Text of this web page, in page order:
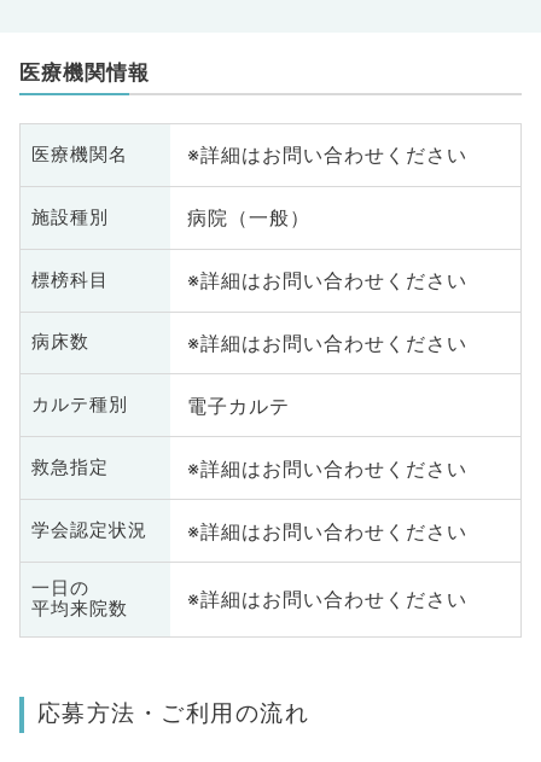
医療機関情報
医療機関名 ※詳細はお問い合わせください
施設種別 病院（一般）
標榜科目 ※詳細はお問い合わせください
病床数 ※詳細はお問い合わせください
カルテ種別 電子カルテ
救急指定 ※詳細はお問い合わせください
学会認定状況 ※詳細はお問い合わせください
一日の
平均来院数
※詳細はお問い合わせください
応募方法・ご利用の流れ